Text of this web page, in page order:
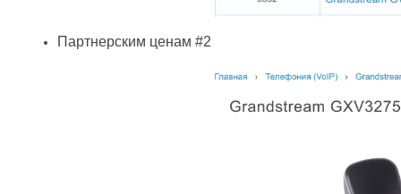
Партнерским ценам #2